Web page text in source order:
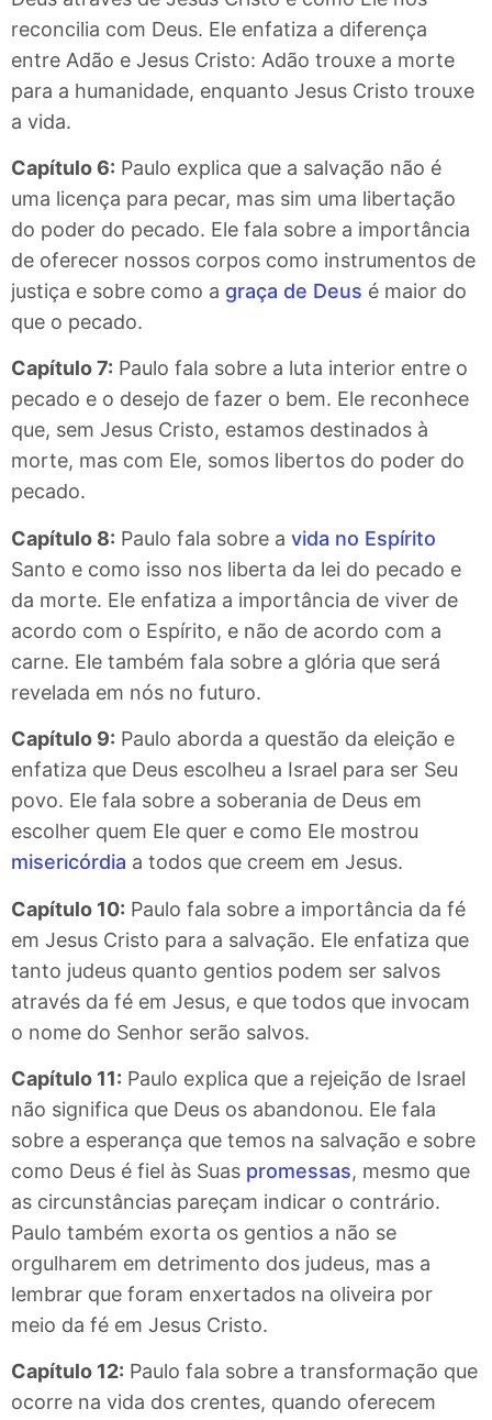
reconcilia com Deus. Ele enfatiza a diferença
entre Adão e Jesus Cristo: Adão trouxe a morte
para a humanidade, enquanto Jesus Cristo trouxe
a vida.
Capítulo 6: Paulo explica que a salvação não é
uma licença para pecar, mas sim uma libertação
do poder do pecado. Ele fala sobre a importância
de oferecer nossos corpos como instrumentos de
justiça e sobre como a graça de Deus é maior do
que o pecado.
Capítulo 7: Paulo fala sobre a luta interior entre o
pecado e o desejo de fazer o bem. Ele reconhece
que, sem Jesus Cristo, estamos destinados à
morte, mas com Ele, somos libertos do poder do
pecado.
Capítulo 8: Paulo fala sobre a vida no Espírito
Santo e como isso nos liberta da lei do pecado e
da morte. Ele enfatiza a importância de viver de
acordo com o Espírito, e não de acordo com a
carne. Ele também fala sobre a glória que será
revelada em nós no futuro.
Capítulo 9: Paulo aborda a questão da eleição e
enfatiza que Deus escolheu a Israel para ser Seu
povo. Ele fala sobre a soberania de Deus em
escolher quem Ele quer e como Ele mostrou
misericórdia a todos que creem em Jesus.
Capítulo 10: Paulo fala sobre a importância da fé
em Jesus Cristo para a salvação. Ele enfatiza que
tanto judeus quanto gentios podem ser salvos
através da fé em Jesus, e que todos que invocam
o nome do Senhor serão salvos.
Capítulo 11: Paulo explica que a rejeição de Israel
não significa que Deus os abandonou. Ele fala
sobre a esperança que temos na salvação e sobre
como Deus é fiel às Suas promessas, mesmo que
as circunstâncias pareçam indicar o contrário.
Paulo também exorta os gentios a não se
orgulharem em detrimento dos judeus, mas a
lembrar que foram enxertados na oliveira por
meio da fé em Jesus Cristo.
Capítulo 12: Paulo fala sobre a transformação que
ocorre na vida dos crentes, quando oferecem